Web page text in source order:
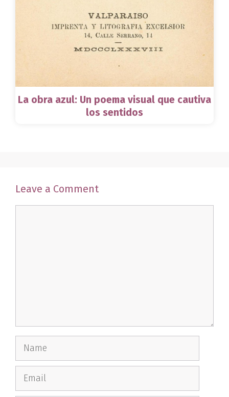
La obra azul: Un poema visual que cautiva
los sentidos
Leave a Comment
Name
Email